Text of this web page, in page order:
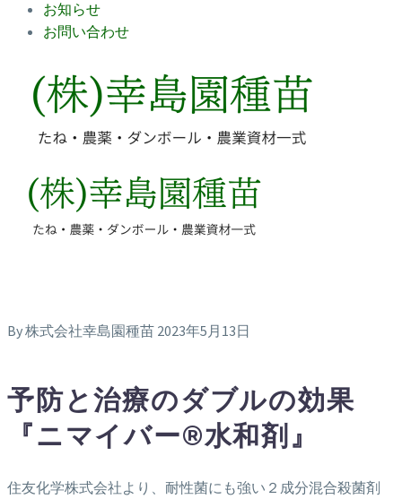
お知らせ
お問い合わせ
By 株式会社幸島園種苗 2023年5月13日
予防と治療のダブルの効果
『ニマイバー®水和剤』
住友化学株式会社より、耐性菌にも強い２成分混合殺菌剤